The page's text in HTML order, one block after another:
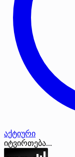
აქტიური
იტვირთება...